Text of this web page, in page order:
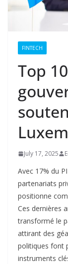
FINTECH
Top
July 17, 2025
Avec 17% du
partenariats
positionne
Ces dernières
transformé le
attirant des
politiques font
instruments